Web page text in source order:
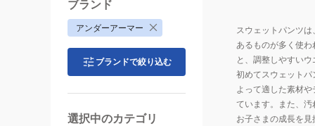
ー
パ
ン
ツ
1386720
001
スウェットパンツ
あるものが多く使
と、調整しやすい
初めてスウェット
よって適した素材
ています。また、
お子さまの成長を
ブランド
アンダーアーマー
ブランドで絞り込む
選択中のカテゴリ